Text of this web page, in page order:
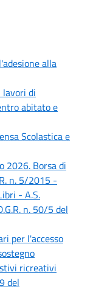
alla
lavori di
abitato e
Scolastica e
2026. Borsa di
n. 5/2015 -
- A.S.
n. 50/5 del
per l'accesso
ricreativi
del